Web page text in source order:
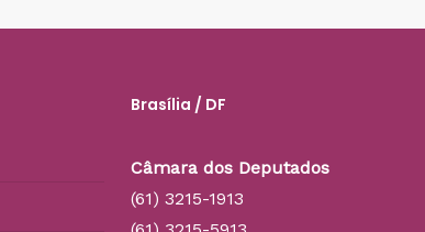
Brasília / DF
Câmara dos Deputados
(61) 3215-1913